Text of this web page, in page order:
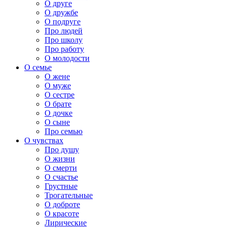
О друге
О дружбе
О подруге
Про людей
Про школу
Про работу
О молодости
О семье
О жене
О муже
О сестре
О брате
О дочке
О сыне
Про семью
О чувствах
Про душу
О жизни
О смерти
О счастье
Грустные
Трогательные
О доброте
О красоте
Лирические